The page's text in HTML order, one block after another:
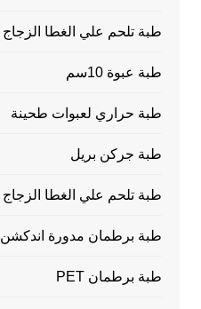
طبة تلحم علي الغطا الزجاج
طبة عبوة 10سم
طبة حراري لعبوات طحينة
طبة جركن بريل
طبة تلحم علي الغطا الزجاج
طبة برطمان مدورة اندكشن
طبة برطمان PET